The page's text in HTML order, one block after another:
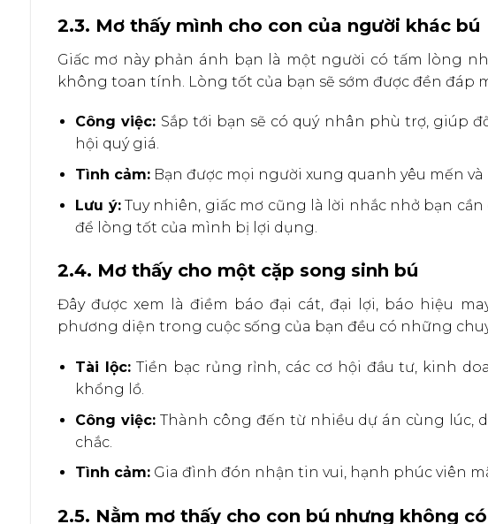
2.3. Mơ thấy mình cho con của người khác bú
Giấc mơ này phản ánh bạn là một người có tấm lòng
không toan tính. Lòng tốt của bạn sẽ sớm được đền đáp
Công việc: Sắp tới bạn sẽ có quý nhân phù trợ, giúp
hội quý giá.
Tình cảm: Bạn được mọi người xung quanh yêu mến
Lưu ý:Tuy nhiên, giấc mơ cũng là lời nhắc nhở bạn
để lòng tốt của mình bị lợi dụng.
2.4. Mơ thấy cho một cặp song sinh bú
Đây được xem là điềm báo đại cát, đại lợi, báo hiệu
phương diện trong cuộc sống của bạn đều có những
Tài lộc: Tiền bạc rủng rỉnh, các cơ hội đầu tư, kinh
khổng lồ.
Công việc: Thành công đến từ nhiều dự án cùng lúc,
chắc.
Tình cảm: Gia đình đón nhận tin vui, hạnh phúc viên
2.5. Nằm mơ thấy cho con bú nhưng không